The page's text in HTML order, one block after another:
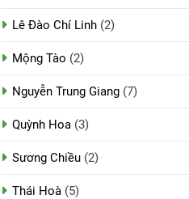
Lê Đào Chí Linh (2)
Mộng Tào (2)
Nguyễn Trung Giang (7)
Quỳnh Hoa (3)
Sương Chiều (2)
Thái Hoà (5)